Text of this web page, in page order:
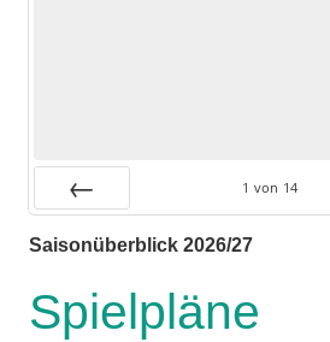
1 von 14
Saisonüberblick 2026/27
Spielpläne